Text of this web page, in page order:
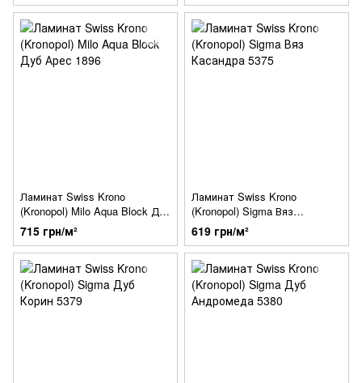
Ламинат Swiss Krono
(Kronopol) Milo Aqua Block Дуб
Арес 1896
715 грн/м²
Ламинат Swiss Krono
(Kronopol) Sigma Вяз
Касандра 5375
619 грн/м²